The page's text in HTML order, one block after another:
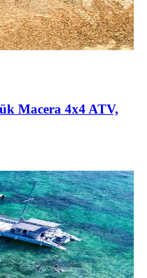
Macera 4x4 ATV,